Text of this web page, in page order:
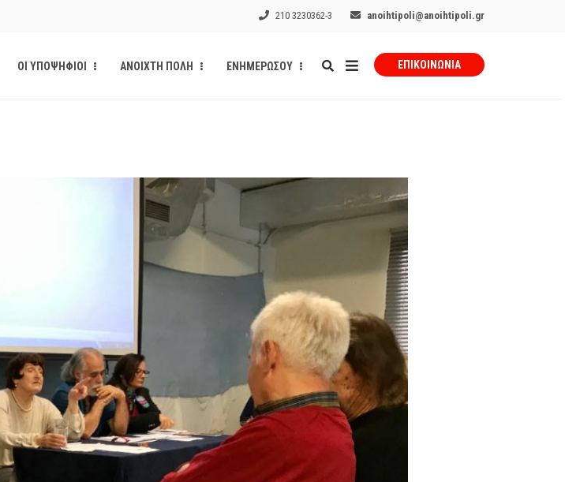
210 3230362-3 anoihtipoli@anoihtipoli.gr
ΟΙ ΥΠΟΨΗΦΙΟΙ ΑΝΟΙΧΤΗ ΠΟΛΗ ΕΝΗΜΕΡΩΣΟΥ ΕΠΙΚΟΙΝΩΝΊΑ